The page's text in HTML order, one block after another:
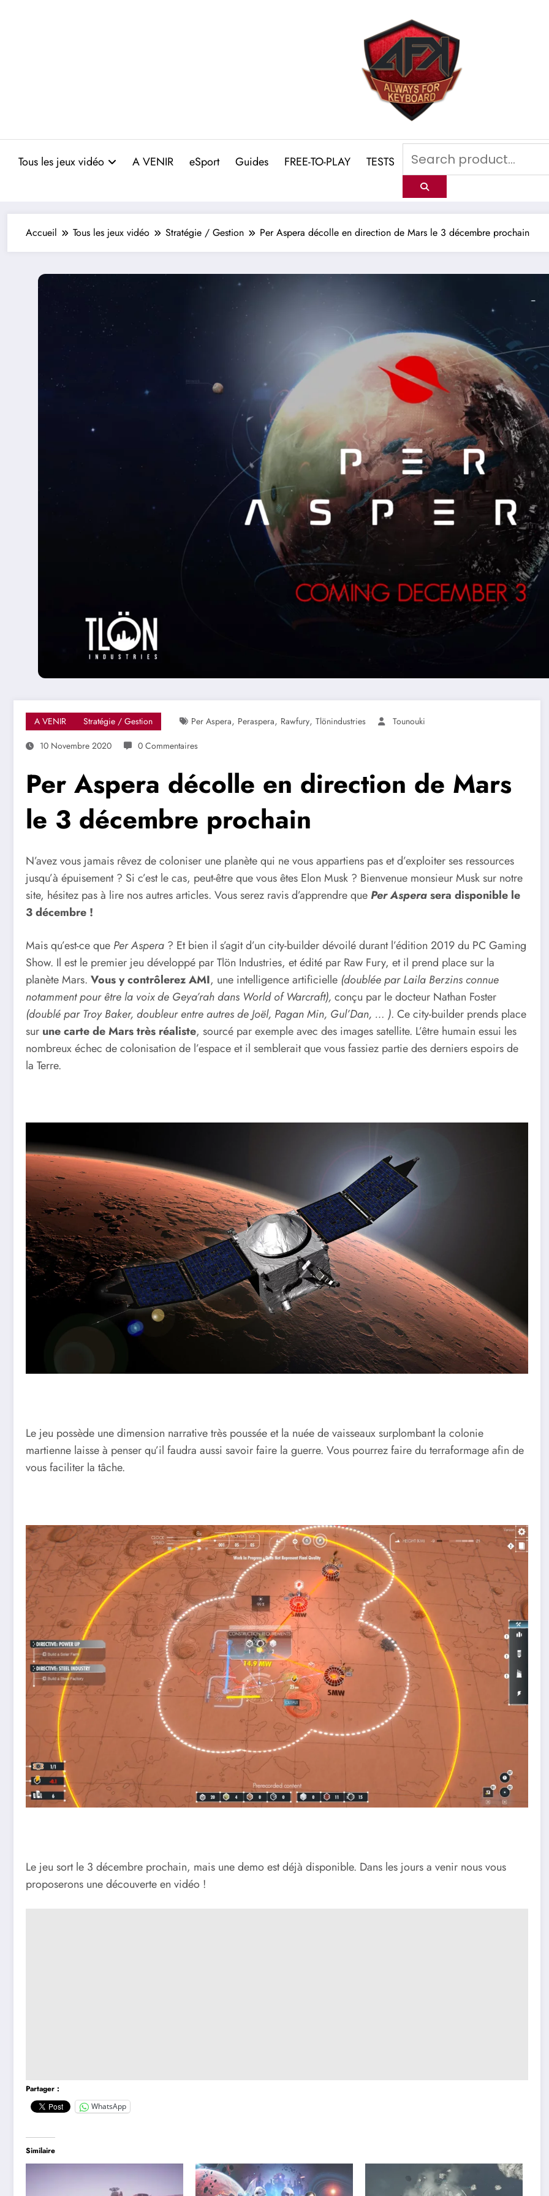
Tous les jeux vidéo A VENIR eSport Guides FREE-TO-PLAY TESTS
Accueil Tous les jeux vidéo Stratégie / Gestion Per Aspera décolle en direction de Mars le 3 décembre prochain
A VENIR Stratégie / Gestion Per Aspera, Peraspera, Rawfury, Tlönindustries
Tounouki
10 Novembre 2020
0 Commentaires
Per Aspera décolle en direction de Mars
le 3 décembre prochain
N’avez vous jamais rêvez de coloniser une planète qui ne vous appartiens pas et d’exploiter ses ressources
jusqu’à épuisement ? Si c’est le cas, peut-être que vous êtes Elon Musk ? Bienvenue monsieur Musk sur notre
site, hésitez pas à lire nos autres articles. Vous serez ravis d’apprendre que Per Asperasera disponible le
3 décembre !
Mais qu’est-ce que Per Aspera ? Et bien il s’agit d’un city-builder dévoilé durant l’édition 2019 du PC Gaming
Show. Il est le premier jeu développé par Tlön Industries, et édité par Raw Fury, et il prend place sur la
planète Mars. Vous y contrôlerez AMI, une intelligence artificielle (doublée par Laila Berzins connue
notamment pour être la voix de Geya’rah dans World of Warcraft), conçu par le docteur Nathan Foster
(doublé par Troy Baker, doubleur entre autres de Joël, Pagan Min, Gul’Dan, … ). Ce city-builder prends place
sur une carte de Mars très réaliste, sourcé par exemple avec des images satellite. L’être humain essui les
nombreux échec de colonisation de l’espace et il semblerait que vous fassiez partie des derniers espoirs de
la Terre.
Le jeu possède une dimension narrative très poussée et la nuée de vaisseaux surplombant la colonie
martienne laisse à penser qu’il faudra aussi savoir faire la guerre. Vous pourrez faire du terraformage afin de
vous faciliter la tâche.
Le jeu sort le 3 décembre prochain, mais une demo est déjà disponible. Dans les jours a venir nous vous
proposerons une découverte en vidéo !
Partager :
WhatsApp
Similaire